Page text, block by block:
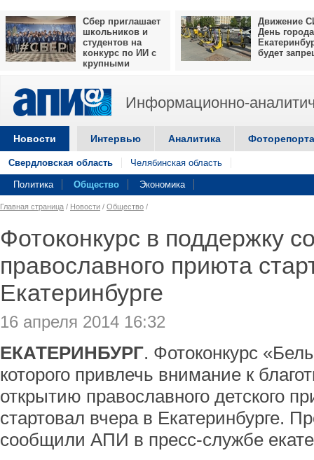
Сбер приглашает
школьников и
студентов на
конкурс по ИИ с
крупными
Движение
День города
будет
Информационно-
Новости Интервью Аналитика
Свердловская область Челябинская область
Политика Общество Экономика
Главная страница / Новости / Общество /
Фотоконкурс в поддержку
православного приюта
Екатеринбурге
16 апреля 2014 16:32
ЕКАТЕРИНБУРГ. Фотоконкурс
которого привлечь внимание к
открытию православного детского
стартовал вчера в Екатеринбурге.
сообщили АПИ в пресс-службе